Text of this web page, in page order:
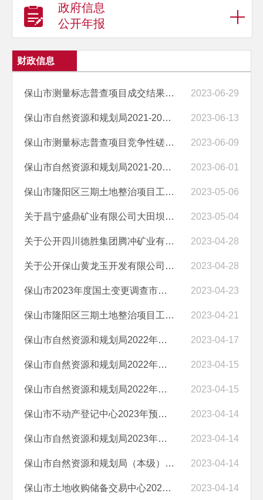
政府信息
公开年报
财政信息
保山市测量标志普查项目成交结果公告 2023-06-29
保山市自然资源和规划局2021-2022年度耕地流出问题排查整改工作市级技术... 2023-06-13
保山市测量标志普查项目竞争性磋商公告 2023-06-09
保山市自然资源和规划局2021-2022年度耕地流出问题排查整改工作市级技术... 2023-06-01
保山市隆阳区三期土地整治项目工程量市级复核机构服务项目成交结果公告 2023-05-06
关于昌宁盛鼎矿业有限公司大田坝文沧铜矿采矿权出让收益评估报告内容的公示 2023-05-04
关于公开四川德胜集团腾冲矿业有限公司铁帽山铁矿采矿权出让收益评估报告 2023-04-28
关于公开保山黄龙玉开发有限公司龙陵县小黑山黄龙玉矿采矿权出让收益评... 2023-04-28
保山市2023年度国土变更调查市级技术服务成交公告 2023-04-23
保山市隆阳区三期土地整治项目工程量市级复核机构服务项目竞争性磋商公告 2023-04-21
保山市自然资源和规划局2022年行政事业性收费信息表 2023-04-17
保山市自然资源和规划局2022年度部门整体支出绩效自评表 2023-04-15
保山市自然资源和规划局2022年度部门整体支出绩效自评报告 2023-04-15
保山市不动产登记中心2023年预算编制说明 2023-04-14
保山市自然资源和规划局2023年部门预算编制说明 2023-04-14
保山市自然资源和规划局（本级）2023年预算编制说明 2023-04-14
保山市土地收购储备交易中心2023年预算编制说明 2023-04-14